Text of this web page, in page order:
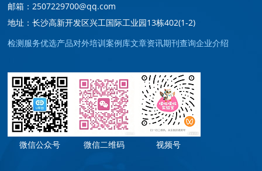
邮箱：2507229700@qq.com
地址：长沙高新开发区兴工国际工业园13栋402(1-2)
检测服务优选产品对外培训案例库文章资讯期刊查询企业介绍
微信公众号 微信二维码 视频号